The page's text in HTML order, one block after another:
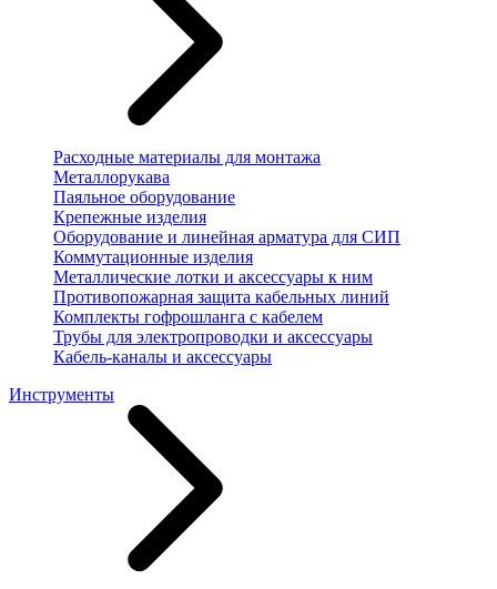
Расходные материалы для монтажа
Металлорукава
Паяльное оборудование
Крепежные изделия
Оборудование и линейная арматура для СИП
Коммутационные изделия
Металлические лотки и аксессуары к ним
Противопожарная защита кабельных линий
Комплекты гофрошланга с кабелем
Трубы для электропроводки и аксессуары
Кабель-каналы и аксессуары
Инструменты